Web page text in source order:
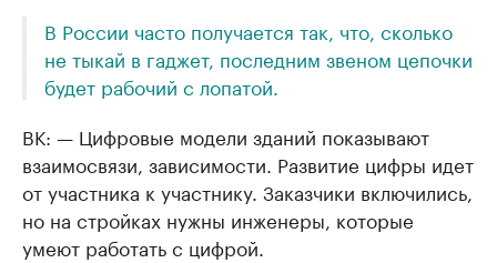
В России часто получается так, что, сколько
не тыкай в гаджет, последним звеном цепочки
будет рабочий с лопатой.
ВК: — Цифровые модели зданий показывают
взаимосвязи, зависимости. Развитие цифры идет
от участника к участнику. Заказчики включились,
но на стройках нужны инженеры, которые
умеют работать с цифрой.